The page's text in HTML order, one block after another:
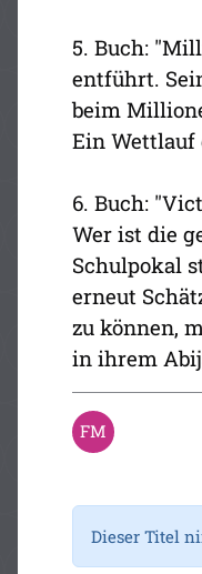
5. Buch:
entführt.
beim
Ein Wettlauf
6. Buch:
Wer ist die
Schulpokal
erneut
zu können,
in ihrem
Dieser Titel